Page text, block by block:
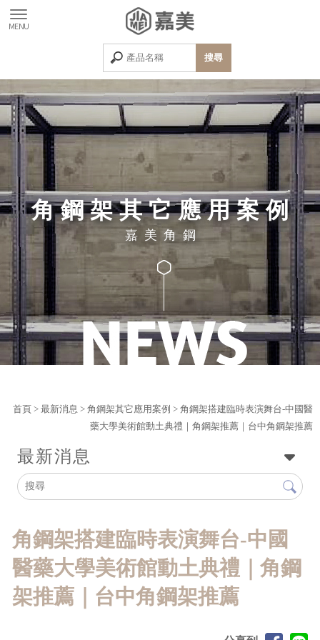
角鋼架其它應用案例
首頁 > 最新消息 > 角鋼架其它應用案例 > 角鋼架搭建臨時表演舞台-中國醫
藥大學美術館動土典禮｜角鋼架推薦｜台中角鋼架推薦
最新消息
角鋼架搭建臨時表演舞台-中國
醫藥大學美術館動土典禮｜角鋼
架推薦｜台中角鋼架推薦